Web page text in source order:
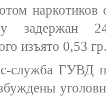
задержан
изъято 0,53
служба ГУВД